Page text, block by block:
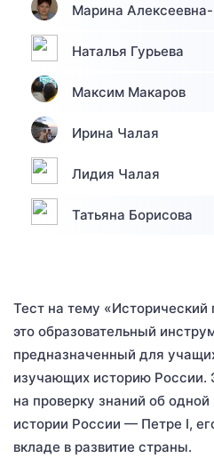
Марина
Наталья Гурьева
Максим Макаров
Ирина Чалая
Лидия Чалая
Татьяна Борисова
Тест на тему
это образовательный
предназначенный для
изучающих историю России.
на проверку знаний об
истории России — Петре I,
вкладе в развитие страны.